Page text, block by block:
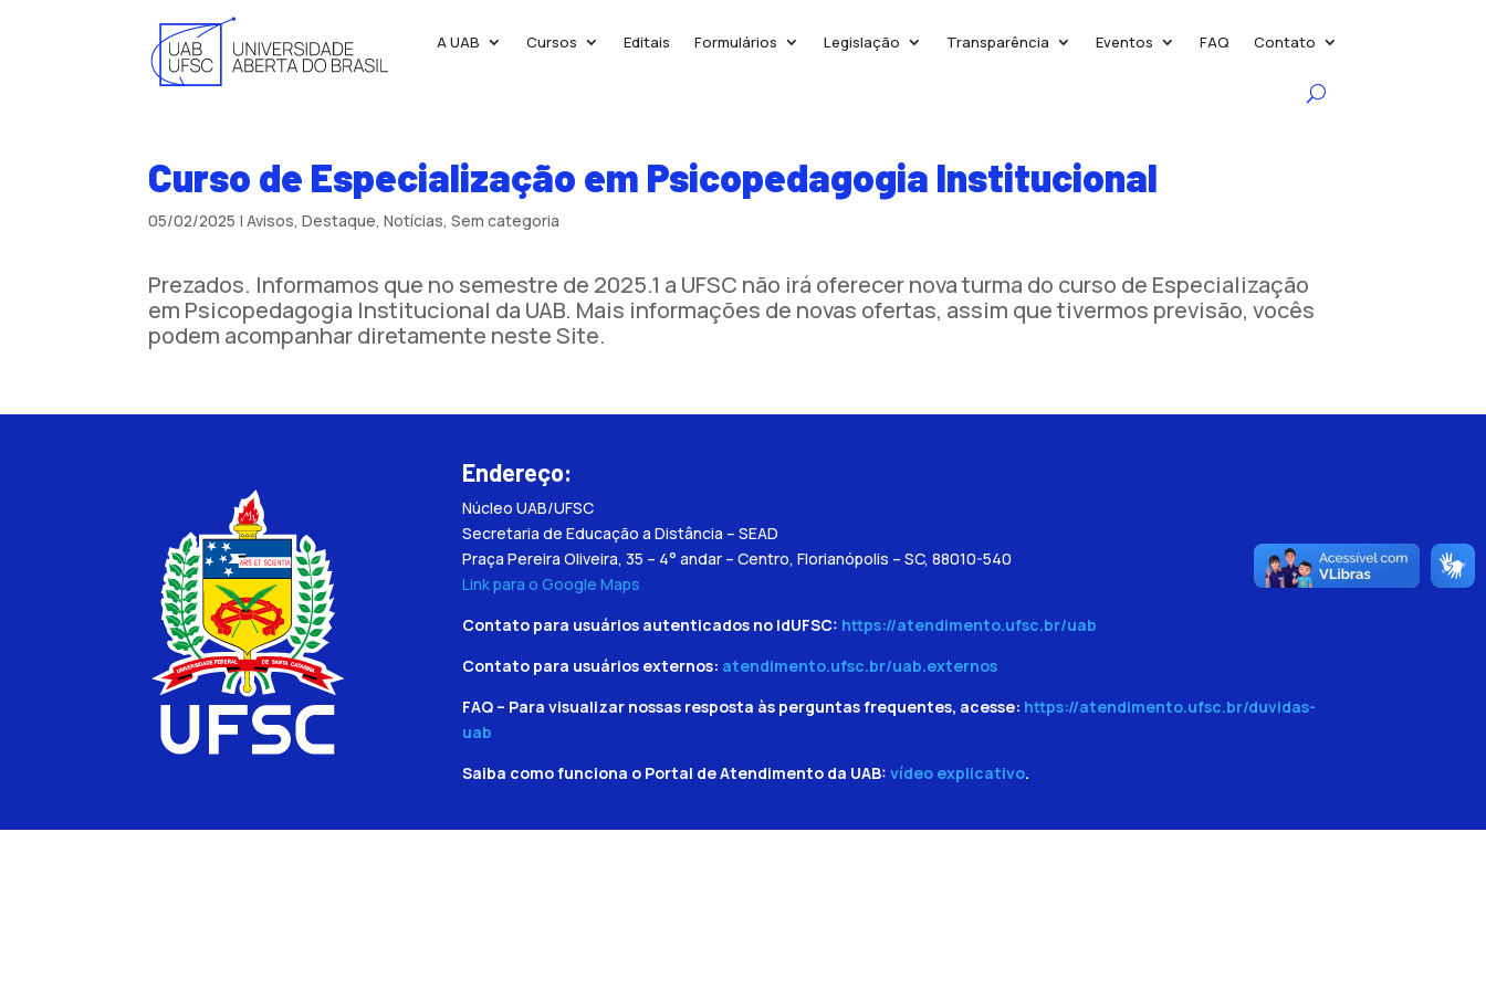
A UAB Cursos Editais Formulários Legislação Transparência Eventos FAQ Contato
Curso de Especialização em Psicopedagogia Institucional
05/02/2025 |Avisos,Destaque,Notícias,Sem categoria
Prezados. Informamos que no semestre de 2025.1 a UFSC não irá oferecer nova turma do curso de Especialização
em Psicopedagogia Institucional da UAB. Mais informações de novas ofertas, assim que tivermos previsão, vocês
podem acompanhar diretamente neste Site.
Endereço:
Núcleo UAB/UFSC
Secretaria de Educação a Distância – SEAD
Praça Pereira Oliveira, 35 – 4° andar – Centro, Florianópolis – SC, 88010-540
Link para o Google Maps
Contato para usuários autenticados no IdUFSC: https://atendimento.ufsc.br/uab
Contato para usuários externos: atendimento.ufsc.br/uab.externos
FAQ – Para visualizar nossas resposta às perguntas frequentes, acesse: https://atendimento.ufsc.br/duvidas-
uab
Saiba como funciona o Portal de Atendimento da UAB: vídeo explicativo.